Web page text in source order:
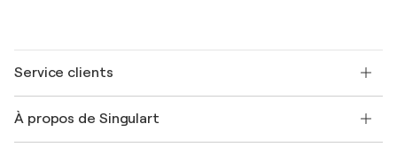
Service clients
Expédition
À propos de Singulart